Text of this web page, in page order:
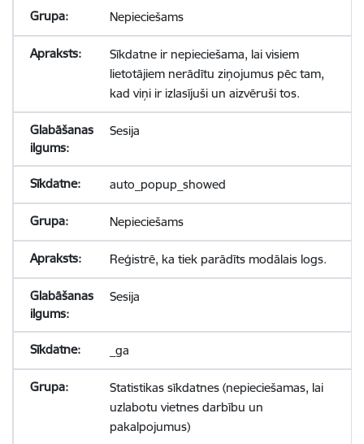
Nepieciešams
Sīkdatne ir nepieciešama, lai visiem
lietotājiem nerādītu ziņojumus pēc tam,
kad viņi ir izlasījuši un aizvēruši tos.
Sesija
auto_popup_showed
Nepieciešams
Reģistrē, ka tiek parādīts modālais logs.
Sesija
_ga
Statistikas sīkdatnes (nepieciešamas, lai
uzlabotu vietnes darbību un
pakalpojumus)